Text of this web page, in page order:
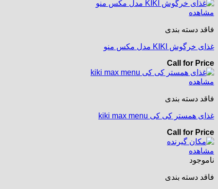
مشاهده
فاقد دسته بندی
غذای خرگوش KIKI مدل مکس منو
Call for Price
مشاهده
فاقد دسته بندی
غذای همستر کی کی kiki max menu
Call for Price
مشاهده
ناموجود
فاقد دسته بندی